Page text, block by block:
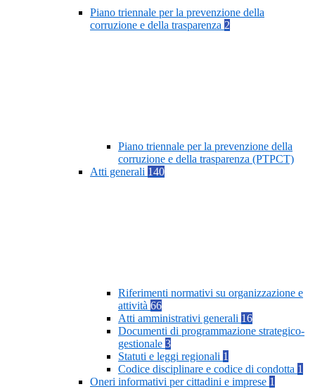
Piano triennale per la prevenzione della
corruzione e della trasparenza 2
Piano triennale per la prevenzione della
corruzione e della trasparenza (PTPCT)
Atti generali 140
Riferimenti normativi su organizzazione e
attività 66
Atti amministrativi generali 16
Documenti di programmazione strategico-
gestionale 3
Statuti e leggi regionali 1
Codice disciplinare e codice di condotta 1
Oneri informativi per cittadini e imprese 1